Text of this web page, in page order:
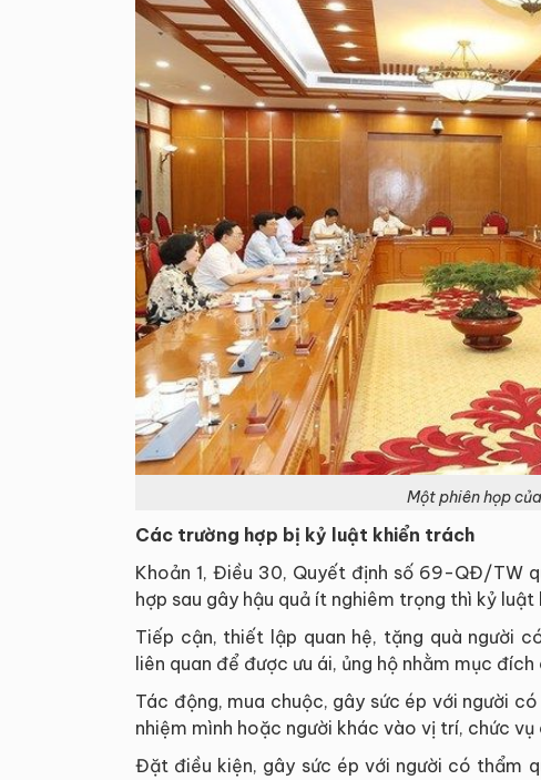
Một phiên họp
Các trường hợp bị kỷ luật khiển trách
Khoản 1, Điều 30, Quyết định số 69-QĐ/TW
hợp sau gây hậu quả ít nghiêm trọng thì kỷ
Tiếp cận, thiết lập quan hệ, tặng quà người
liên quan để được ưu ái, ủng hộ nhằm mục
Tác động, mua chuộc, gây sức ép với người
nhiệm mình hoặc người khác vào vị trí, chức
Đặt điều kiện, gây sức ép với người có thẩm